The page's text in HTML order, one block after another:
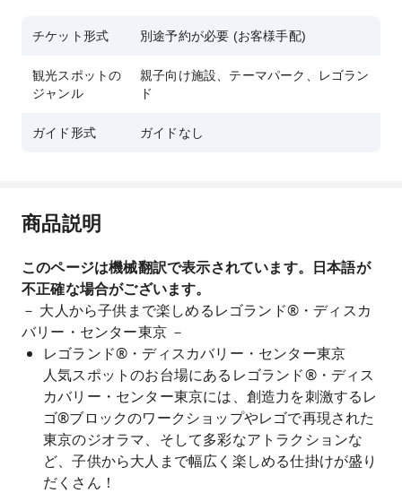
チケット形式 別途予約が必要 (お客様手配)
観光スポットの
ジャンル
親子向け施設、テーマパーク、レゴラン
ド
ガイド形式 ガイドなし
商品説明
このページは機械翻訳で表示されています。日本語が
不正確な場合がございます。
－ 大人から子供まで楽しめるレゴランド®・ディスカ
バリー・センター東京 －
レゴランド®・ディスカバリー・センター東京
人気スポットのお台場にあるレゴランド®・ディス
カバリー・センター東京には、創造力を刺激するレ
ゴ®ブロックのワークショップやレゴで再現された
東京のジオラマ、そして多彩なアトラクションな
ど、子供から大人まで幅広く楽しめる仕掛けが盛り
だくさん！